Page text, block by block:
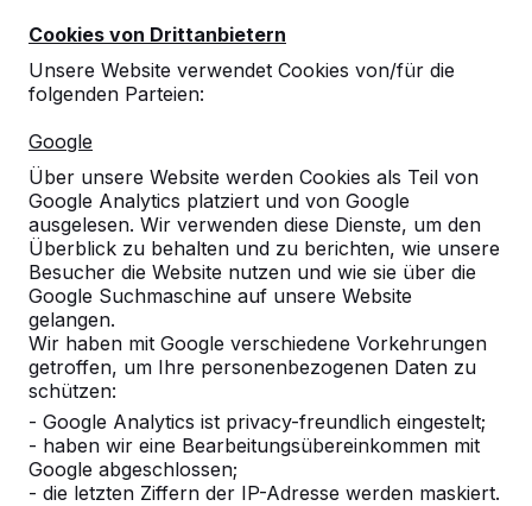
Cookies von Drittanbietern
Unsere Website verwendet Cookies von/für die
folgenden Parteien:
Google
Über unsere Website werden Cookies als Teil von
Google Analytics platziert und von Google
ausgelesen. Wir verwenden diese Dienste, um den
Überblick zu behalten und zu berichten, wie unsere
Besucher die Website nutzen und wie sie über die
Google Suchmaschine auf unsere Website
gelangen.
Wir haben mit Google verschiedene Vorkehrungen
getroffen, um Ihre personenbezogenen Daten zu
schützen:
- Google Analytics ist privacy-freundlich eingestelt;
- haben wir eine Bearbeitungsübereinkommen mit
Google abgeschlossen;
- die letzten Ziffern der IP-Adresse werden maskiert.
Referenzen
Unsere Produkte finden Sie in ganz Europa
und darüber hinaus. Sehen Sie hier, wo Sie
ein HeBlad-Produkt in Ihrer Nähe finden.
Produkt
Alles anzeigen
Kategorie
Alles anzeigen
Ort oder Postleitzahl suchen